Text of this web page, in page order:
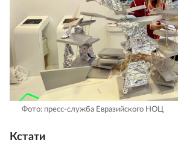
Фото: пресс-служба Евразийского НОЦ
Кстати